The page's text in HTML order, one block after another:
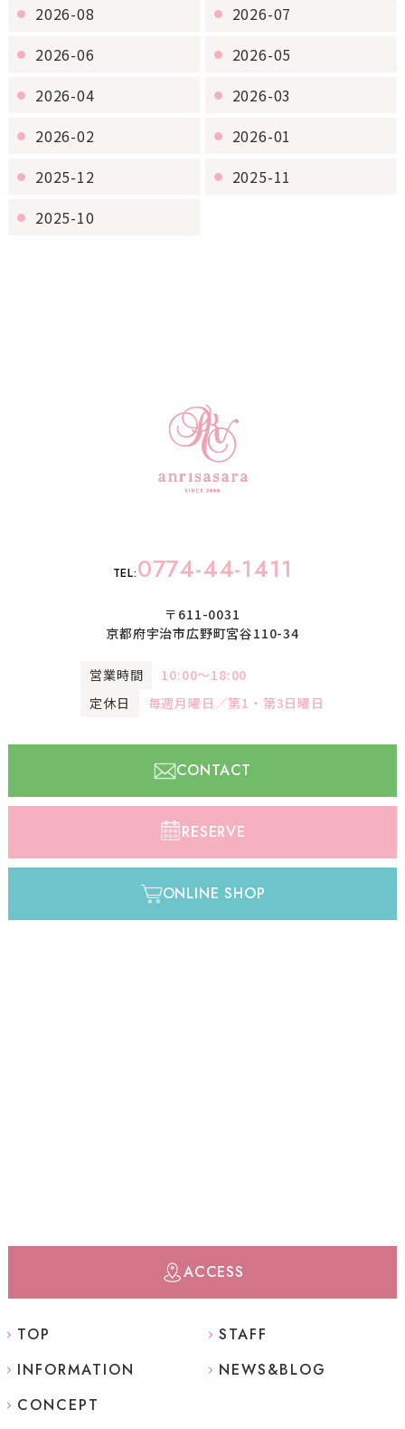
2026-08
2026-07
2026-06
2026-05
2026-04
2026-03
2026-02
2026-01
2025-12
2025-11
2025-10
TEL:0774-44-1411
〒611-0031
京都府宇治市広野町宮谷110-34
営業時間
10:00〜18:00
定休日
毎週月曜日／第1・第3日曜日
CONTACT
RESERVE
ONLINE SHOP
ACCESS
TOP
INFORMATION
CONCEPT
STAFF
NEWS&BLOG